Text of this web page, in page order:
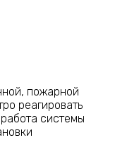
пожарной
реагировать
системы